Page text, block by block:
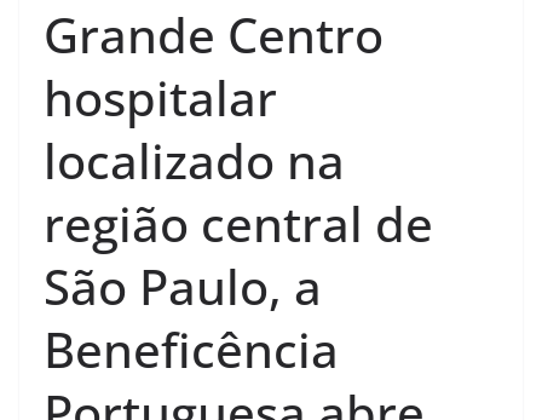
Grande Centro
hospitalar
localizado na
região central de
São Paulo, a
Beneficência